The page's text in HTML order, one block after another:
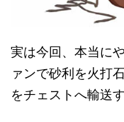
実は今回、本当に
ァンで砂利を火打
をチェストへ輸送